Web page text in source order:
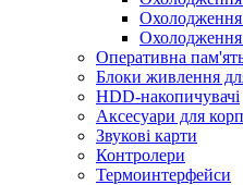
Охолодження
Охолодження
Оперативна
Блоки живлення
HDD-накопичувачі
Аксесуари для
Звукові карти
Контролери
Термоинтерфейси